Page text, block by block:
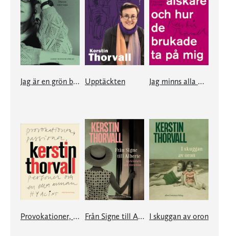
Jag är en grön bänk i Paris Upptäckten Jag minns alla mina älskare och hur de brukade ta på mig
Provokationer, Passioner, Personer och en eller annan hyacint Från Signe till Alberte – kärleksfullt och förtvivlat I skuggan av oron